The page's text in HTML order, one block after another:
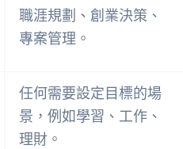
職涯規劃、創業決策、
專案管理。
任何需要設定目標的場
景，例如學習、工作、
理財。